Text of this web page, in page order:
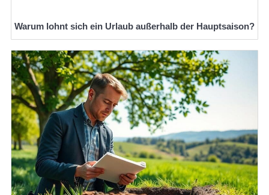
Warum lohnt sich ein Urlaub außerhalb der Hauptsaison?